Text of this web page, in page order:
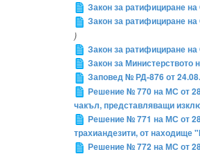
Закон за ратифициране
Закон за ратифициране
)
Закон за ратифициране
Закон за Министерството
Заповед № РД-876 от
Решение № 770 на МС от
чакъл, представляващи
Решение № 771 на МС от
трахиандезити, от
Решение № 772 на МС от